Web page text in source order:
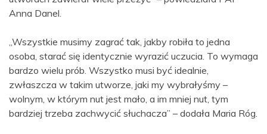
Anna Danel.
„Wszystkie musimy zagrać tak, jakby robiła to jedna
osoba, starać się identycznie wyrazić uczucia. To wymaga
bardzo wielu prób. Wszystko musi być idealnie,
zwłaszcza w takim utworze, jaki my wybrałyśmy –
wolnym, w którym nut jest mało, a im mniej nut, tym
bardziej trzeba zachwycić słuchacza” – dodała Maria Róg.